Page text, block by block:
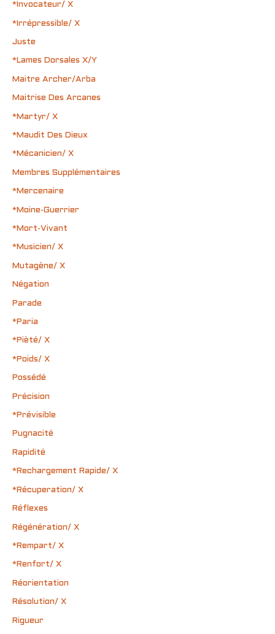
*Invocateur/ X
*Irrépressible/ X
Juste
*Lames Dorsales X/Y
Maitre Archer/Arba
Maitrise Des Arcanes
*Martyr/ X
*Maudit Des Dieux
*Mécanicien/ X
Membres Supplémentaires
*Mercenaire
*Moine-Guerrier
*Mort-Vivant
*Musicien/ X
Mutagène/ X
Négation
Parade
*Paria
*Pièté/ X
*Poids/ X
Possédé
Précision
*Prévisible
Pugnacité
Rapidité
*Rechargement Rapide/ X
*Récuperation/ X
Réflexes
Régénération/ X
*Rempart/ X
*Renfort/ X
Réorientation
Résolution/ X
Rigueur